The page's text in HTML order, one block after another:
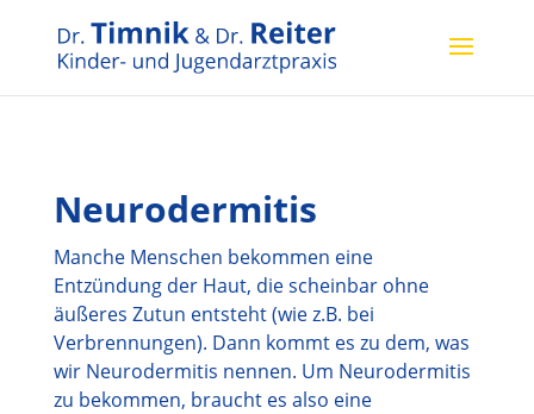
Neurodermitis
Manche Menschen bekommen eine
Entzündung der Haut, die scheinbar ohne
äußeres Zutun entsteht (wie z.B. bei
Verbrennungen). Dann kommt es zu dem, was
wir Neurodermitis nennen. Um Neurodermitis
zu bekommen, braucht es also eine